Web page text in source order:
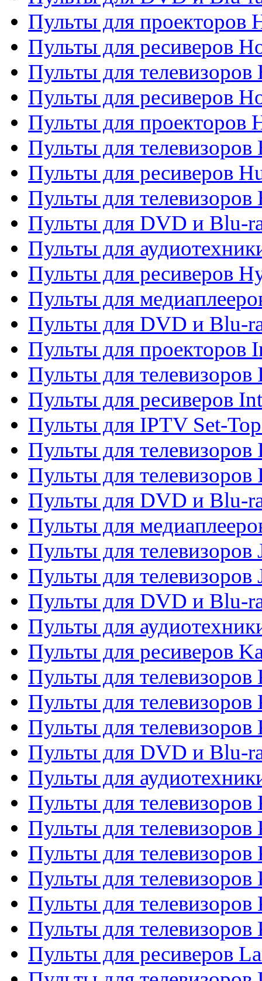
Пульты для проекторов
Пульты для ресиверов
Пульты для
Пульты для ресиверов
Пульты для проекторов
Пульты для телевизоров
Пульты для ресиверов
Пульты для
Пульты для DVD и Blu-
Пульты для
Пульты для ресиверов
Пульты для
Пульты для DVD и Blu-
Пульты для проекторов
Пульты для
Пульты для ресиверов
Пульты для IPTV Set-
Пульты для телевизоров
Пульты для телевизоров
Пульты для DVD и Blu-
Пульты для
Пульты для телевизоров
Пульты для телевизоров
Пульты для DVD и Blu-
Пульты для
Пульты для ресиверов
Пульты для телевизоров
Пульты для телевизоров
Пульты для телевизоров
Пульты для DVD и Blu-
Пульты для
Пульты для
Пульты для телевизоров
Пульты для телевизоров
Пульты для телевизоров
Пульты для
Пульты для
Пульты для ресиверов